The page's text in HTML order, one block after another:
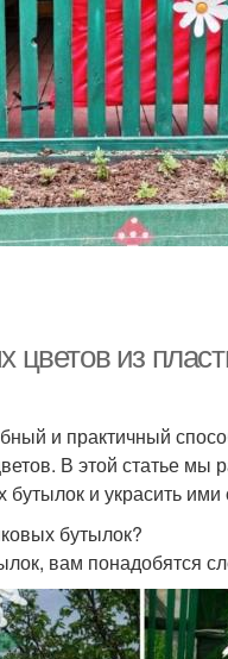
из
и практичный
В этой статье мы
и украсить ими
бутылок?
вам понадобятся